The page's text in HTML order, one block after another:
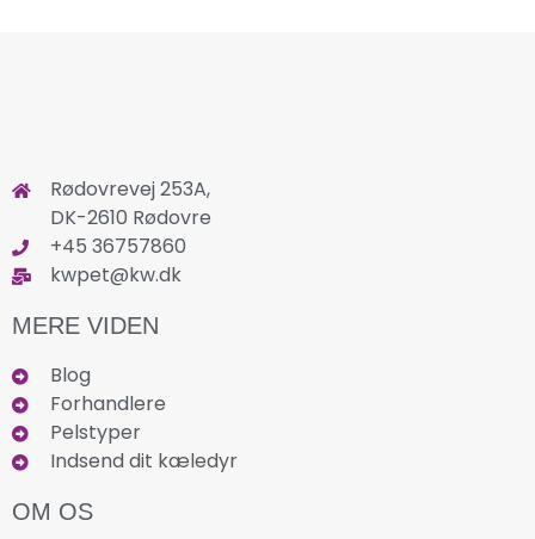
Rødovrevej 253A,
DK-2610 Rødovre
+45 36757860
kwpet@kw.dk
MERE VIDEN
Blog
Forhandlere
Pelstyper
Indsend dit kæledyr
OM OS